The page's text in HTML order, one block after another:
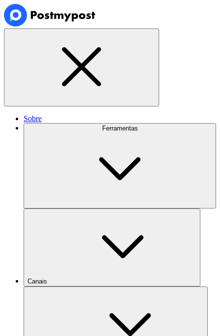
Sobre
Ferramentas
Canais